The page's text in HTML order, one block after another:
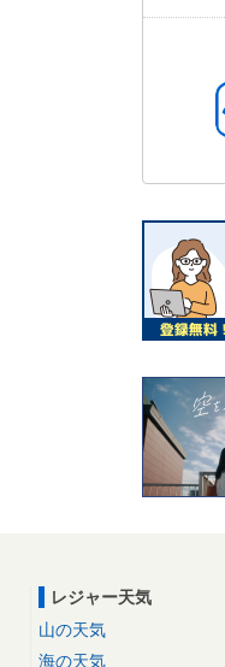
レジャー天気
山の天気
海の天気